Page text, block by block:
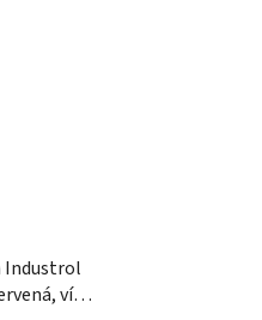
Industrol
více